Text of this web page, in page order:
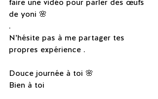
faire une vidéo pour parler des œufs
de yoni 🌸
.
N’hésite pas à me partager tes
propres expérience .
Douce journée à toi 🌸
Bien à toi